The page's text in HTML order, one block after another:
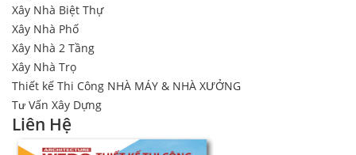
Xây Nhà Biệt Thự
Xây Nhà Phố
Xây Nhà 2 Tầng
Xây Nhà Trọ
Thiết kế Thi Công NHÀ MÁY & NHÀ XƯỞNG
Tư Vấn Xây Dựng
Liên Hệ